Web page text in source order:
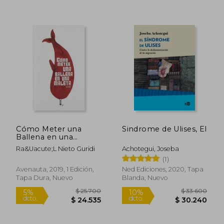
10%
dcto.
40% $
Cómo Meter una
Ballena en una
Maleta
Ra&Uacute;L Nieto Guridi
Avenauta, 2019, 1 Edición,
Tapa Dura, Nuevo
Sindrome de Ulises, El
Achotegui, Joseba
(1)
Ned Ediciones, 2020, Tapa
Blanda, Nuevo